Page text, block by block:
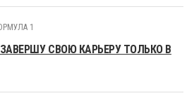
1
СВОЮ КАРЬЕРУ ТОЛЬКО В